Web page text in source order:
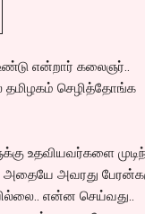
என்றார் கலைஞர்..
தமிழகம் செழித்தோங்க
உதவியவர்களை
அதையே அவரது
என்ன செய்வது..